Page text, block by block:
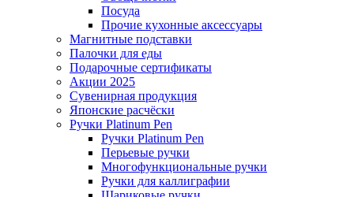
Посуда
Прочие кухонные аксессуары
Магнитные подставки
Палочки для еды
Подарочные сертификаты
Акции 2025
Сувенирная продукция
Японские расчёски
Ручки Platinum Pen
Ручки Platinum Pen
Перьевые ручки
Многофункциональные ручки
Ручки для каллиграфии